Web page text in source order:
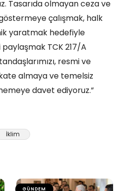
Tasarıda olmayan ceza ve
çalışmak, halk
yaratmak hedefiyle
TCK 217/A
resmi ve
almaya ve temelsiz
davet ediyoruz.”
İklim
GÜNDEM